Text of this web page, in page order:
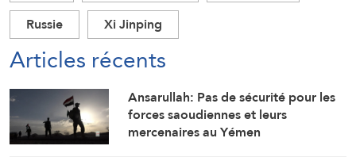
Russie
Xi Jinping
Articles récents
Ansarullah: Pas de sécurité pour les
forces saoudiennes et leurs
mercenaires au Yémen